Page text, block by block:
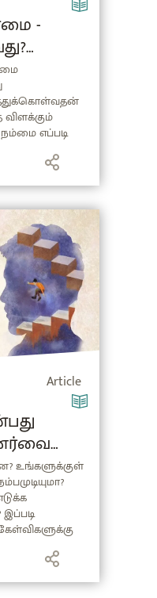
-
in Tamil)
எப்படி
Article
Tamil)
உங்களுக்குள்
ஒரு